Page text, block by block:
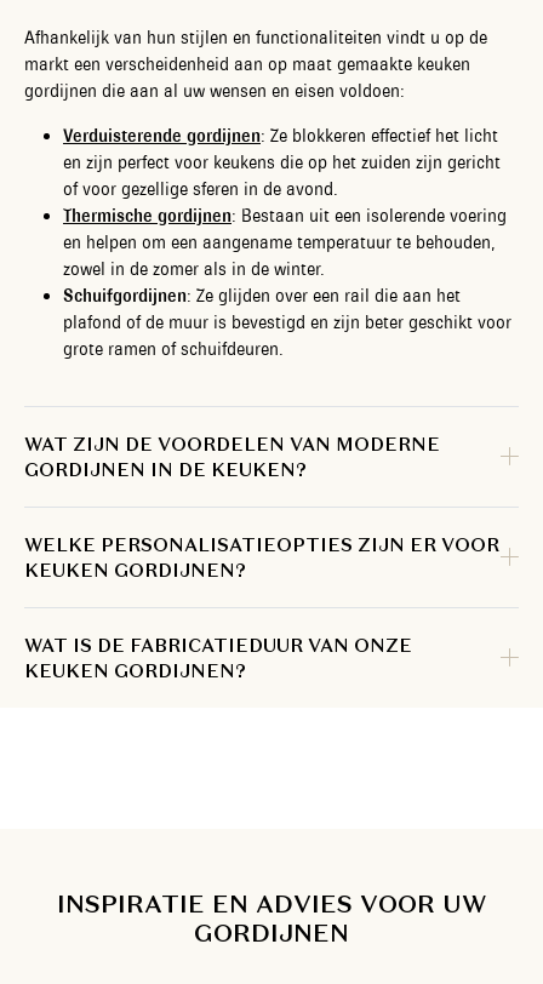
Afhankelijk van hun stijlen en functionaliteiten vindt u op de
markt een verscheidenheid aan op maat gemaakte keuken
gordijnen die aan al uw wensen en eisen voldoen:
Verduisterende gordijnen: Ze blokkeren effectief het licht
en zijn perfect voor keukens die op het zuiden zijn gericht
of voor gezellige sferen in de avond.
Thermische gordijnen: Bestaan uit een isolerende voering
en helpen om een aangename temperatuur te behouden,
zowel in de zomer als in de winter.
Schuifgordijnen: Ze glijden over een rail die aan het
plafond of de muur is bevestigd en zijn beter geschikt voor
grote ramen of schuifdeuren.
WAT ZIJN DE VOORDELEN VAN MODERNE
GORDIJNEN IN DE KEUKEN?
WELKE PERSONALISATIEOPTIES ZIJN ER VOOR
KEUKEN GORDIJNEN?
WAT IS DE FABRICATIEDUUR VAN ONZE
KEUKEN GORDIJNEN?
INSPIRATIE EN ADVIES VOOR UW
GORDIJNEN